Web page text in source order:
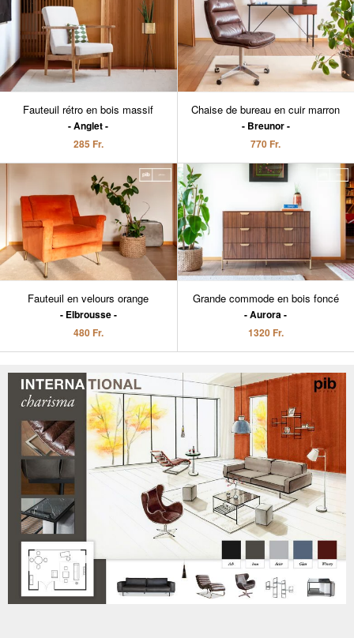
Fauteuil rétro en bois massif
Anglet
285 Fr.
Chaise de bureau en cuir marron
Breunor
770 Fr.
Fauteuil en velours orange
Elbrousse
480 Fr.
Grande commode en bois foncé
Aurora
1320 Fr.